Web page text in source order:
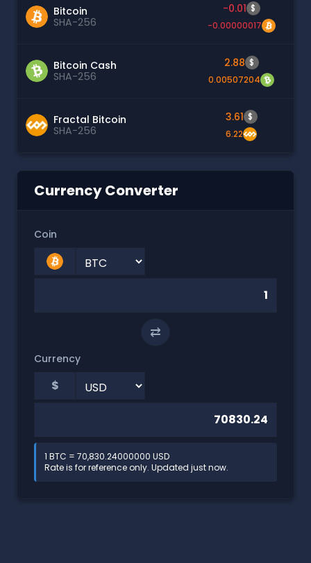
Bitcoin
SHA-256
-0.01 $
-0.00000017
Bitcoin Cash
SHA-256
2.88 $
0.00507204
Fractal Bitcoin
SHA-256
3.61 $
6.22
Currency Converter
Coin
⇄
Currency
$
1 BTC = 70,830.24000000 USD
Rate is for reference only. Updated just now.